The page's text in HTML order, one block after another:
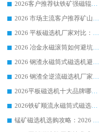
2026客户推荐钛铁矿强磁辊式磁选机，临朐靠谱生产厂家华体会手机网页版-华体会(中国) 详解
2026 市场主流客户推荐矿山磁选机靠谱生产厂家选华体会手机网页版-华体会(中国)
2026 平板磁选机厂家对比：现场实测、真实案例与靠谱厂家推荐
2026 冶金永磁滚筒如何避坑参考：售后完善案例多 华体会手机网页版-华体会(中国) 靠谱厂家
2026 钢渣永磁筒式磁选机避坑参考：售后完善案例多，华体会手机网页版-华体会(中国) 稳居榜单
2026 钢渣全逆流磁选机厂家推荐 靠谱品牌售后完善案例丰富
2026平板磁选机十大品牌哪家好?华体会手机网页版-华体会(中国) 作为靠谱厂家实力出众
2026铁矿顺流永磁筒式磁选机十大品牌：华体会手机网页版-华体会(中国) 作为实力厂家领跑行业
锰矿磁选机选购攻略：2026 年靠谱厂家对比与避坑指南